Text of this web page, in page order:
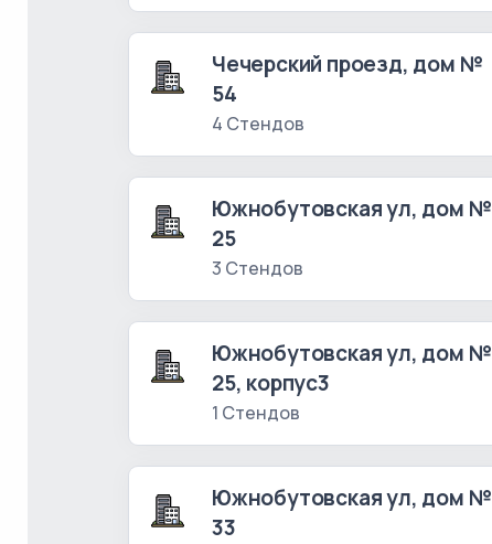
Чечерский проезд, дом №
54
4 Стендов
Южнобутовская ул, дом №
25
3 Стендов
Южнобутовская ул, дом №
25, корпус3
1 Стендов
Южнобутовская ул, дом №
33